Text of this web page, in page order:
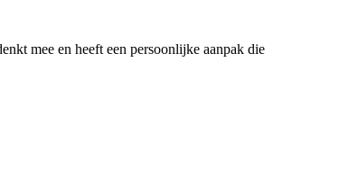
mee en heeft een persoonlijke aanpak die